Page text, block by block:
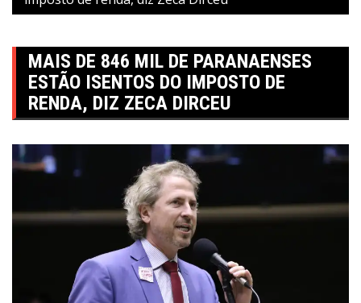
MAIS DE 846 MIL DE PARANAENSES
ESTÃO ISENTOS DO IMPOSTO DE
RENDA, DIZ ZECA DIRCEU